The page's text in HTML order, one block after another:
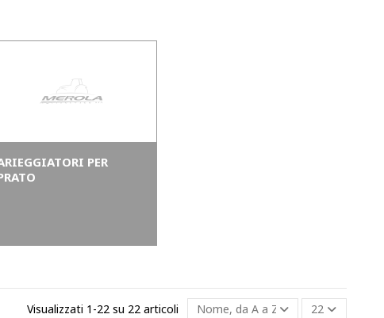
PER
Visualizzati 1-22 su 22 articoli Nome, da A a Z 22